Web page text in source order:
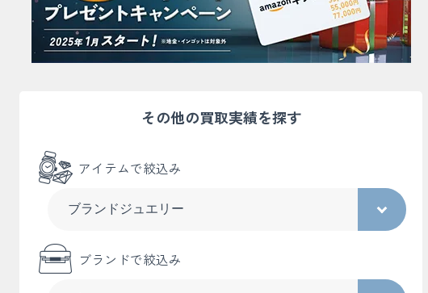
その他の買取実績を探す
アイテムで絞込み
ブランドで絞込み